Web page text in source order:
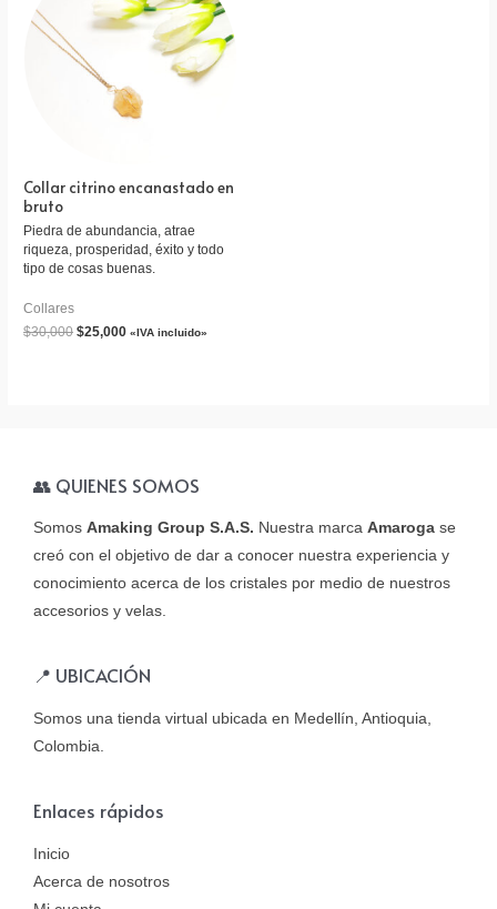
Collar citrino encanastado en
bruto
Piedra de abundancia, atrae
riqueza, prosperidad, éxito y todo
tipo de cosas buenas.
Collares
$30,000 $25,000 «IVA incluido»
👥 QUIENES SOMOS
Somos Amaking Group S.A.S. Nuestra marca Amaroga se
creó con el objetivo de dar a conocer nuestra experiencia y
conocimiento acerca de los cristales por medio de nuestros
accesorios y velas.
📍 UBICACIÓN
Somos una tienda virtual ubicada en Medellín, Antioquia,
Colombia.
Enlaces rápidos
Inicio
Acerca de nosotros